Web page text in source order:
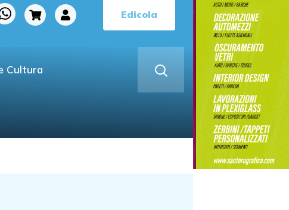
Edicola
Cultura